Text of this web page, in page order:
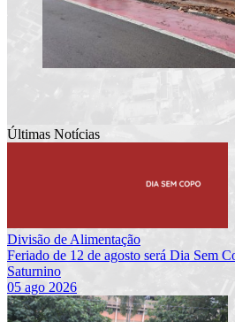
Últimas Notícias
Divisão de Alimentação
Feriado de 12 de agosto será Dia Sem
Saturnino
05 ago 2026